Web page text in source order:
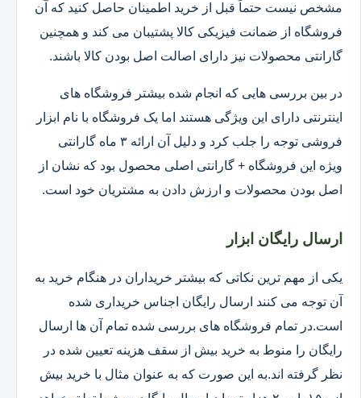
مشخص نیست حتماً قبل از خرید اطمینان حاصل کنید که آن
فروشگاه از ضمانت فیزیکی کالا پشتیبان می کند و همچنین
گارانتی محصولات نیز دارای اصالت اصل بودن کالا باشند.
در بین بررسی هایی که انجام شده بیشتر فروشگاه های
اینترنتی دارای این ویژگی هستند اما یک فروشگاه با نام ابزار
فروشی توجه را جلب کرد و دلیل آن ارائه ۳ ماه گارانتی
ویژه این فروشگاه + گارانتی اصلی محصول بود که نشان از
اصل بودن محصولات و ارزش دادن به مشتریان خود است.
ارسال رایگان ابزار
یکی از مهم ترین نکاتی که بیشتر خریداران در هنگام خرید به
آن توجه می کنند ارسال رایگان اجناس خریداری شده
است.در تمام فروشگاه های بررسی شده تمام آن ها ارسال
رایگان را منوط به خرید بیش از سقف هزینه تعیین شده در
نظر گرفته اند.به این صورت که به عنوان مثال با خرید بیش